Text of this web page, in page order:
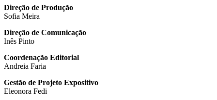
Direção de Produção
Sofia Meira
Direção de Comunicação
Inês Pinto
Coordenação Editorial
Andreia Faria
Gestão de Projeto Expositivo
Eleonora Fedi